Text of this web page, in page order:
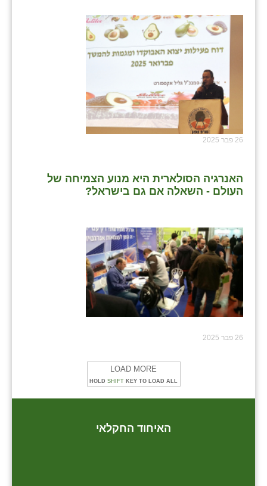
26 פבר 2025
האנרגיה הסולארית היא מנוע הצמיחה של
העולם - השאלה אם גם בישראל?
26 פבר 2025
LOAD MORE
HOLD SHIFT KEY TO LOAD ALL
האיחוד החקלאי